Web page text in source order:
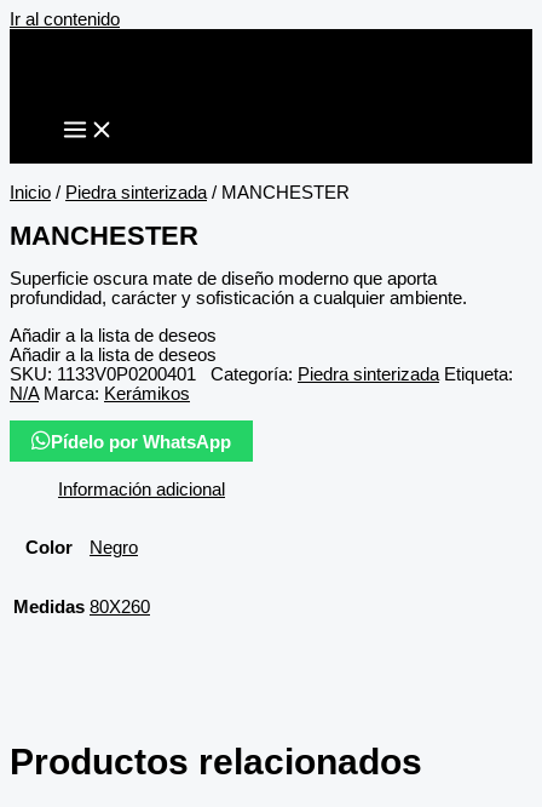
Ir al contenido
Inicio / Piedra sinterizada / MANCHESTER
MANCHESTER
Superficie oscura mate de diseño moderno que aporta
profundidad, carácter y sofisticación a cualquier ambiente.
Añadir a la lista de deseos
Añadir a la lista de deseos
SKU: 1133V0P0200401 Categoría: Piedra sinterizada Etiqueta:
N/A Marca: Kerámikos
Pídelo por WhatsApp
Información adicional
Color Negro
Medidas 80X260
Productos relacionados